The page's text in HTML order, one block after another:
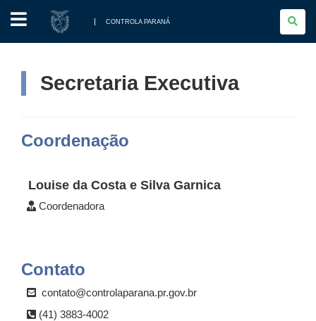
CONTROLA
PARANÁ
CONTROLA PARANÁ
Secretaria Executiva
Coordenação
Louise da Costa e Silva Garnica
Coordenadora
Contato
contato@controlaparana.pr.gov.br
(41) 3883-4002